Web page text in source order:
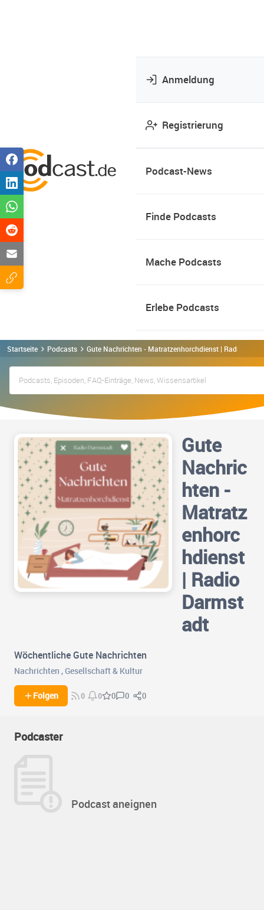
Anmeldung
Registrierung
Podcast-News
Finde Podcasts
Mache Podcasts
Erlebe Podcasts
Startseite Podcasts Gute Nachrichten - Matratzenhorchdienst | Radio
Gute
Nachric
hten -
Matratz
enhorc
hdienst
| Radio
Darmst
adt
Wöchentliche Gute Nachrichten
Nachrichten ,Gesellschaft & Kultur
Folgen 0 0 0 0 0
Podcaster
Podcast aneignen